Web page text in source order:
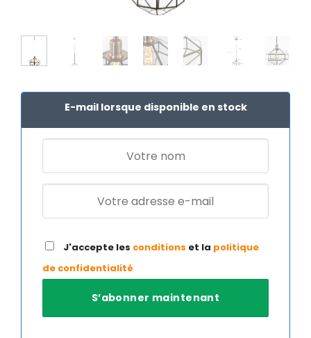
E-mail lorsque disponible en stock
J'accepte les conditions et la politique
de confidentialité